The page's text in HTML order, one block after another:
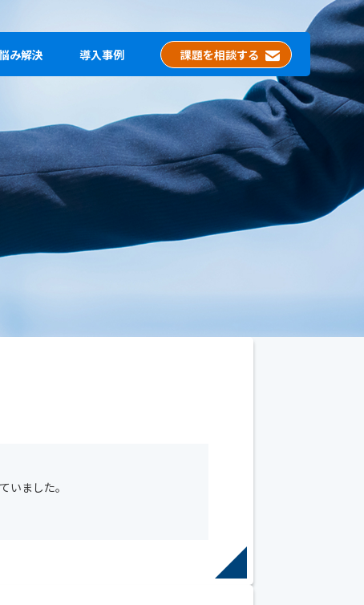
み解決 導入事例 課題を相談する
いました。